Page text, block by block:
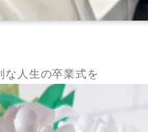
な人生の卒業式を